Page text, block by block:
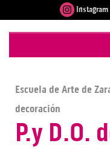
Instagram
Escuela de Arte de
decoración
P.y D.O.